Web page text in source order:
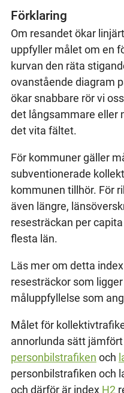
Förklaring
Om resandet ökar
uppfyller målet om en
kurvan den räta
ovanstående diagram
ökar snabbare rör vi
det långsammare eller
det vita fältet.
För kommuner gäller
subventionerade
kommunen tillhör. För
även längre,
resesträckan per
flesta län.
Läs mer om detta index
resesträckor som
måluppfyllelse som
Målet för
annorlunda sätt
personbilstrafiken och
personbilstrafiken och
och därför är index H2